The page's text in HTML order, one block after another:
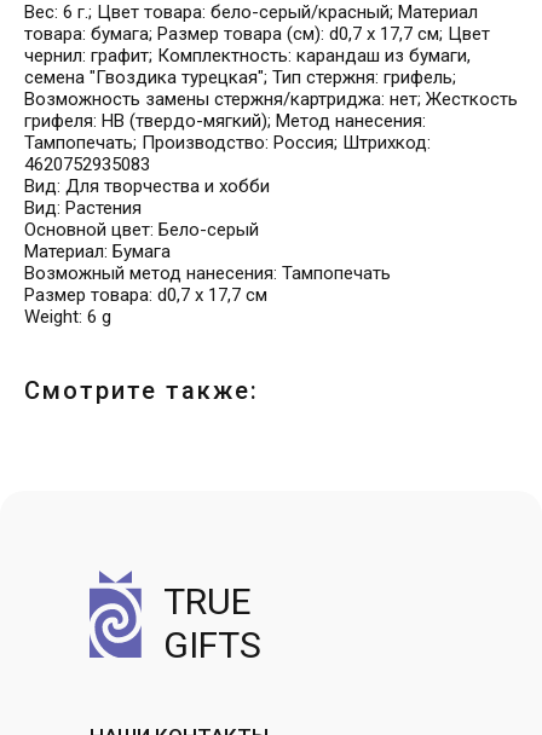
Вес: 6 г.; Цвет товара: бело-серый/красный; Материал
товара: бумага; Размер товара (см): d0,7 х 17,7 см; Цвет
чернил: графит; Комплектность: карандаш из бумаги,
семена "Гвоздика турецкая"; Тип стержня: грифель;
Возможность замены стержня/картриджа: нет; Жесткость
грифеля: HB (твердо-мягкий); Метод нанесения:
Тампопечать; Производство: Россия; Штрихкод:
4620752935083
Вид: Для творчества и хобби
Вид: Растения
Основной цвет: Бело-серый
Материал: Бумага
Возможный метод нанесения: Тампопечать
Размер товара: d0,7 х 17,7 см
Weight: 6 g
Смотрите также:
TRUE
GIFTS